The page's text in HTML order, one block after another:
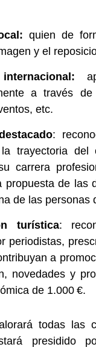
quien de
y el
a través
etc.
:
trayectoria
carrera
propuesta de las
de las personas
turística:
periodistas,
a
novedades y
de 1.000 €.
todas las
presidido